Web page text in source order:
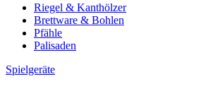
Riegel & Kanthölzer
Brettware & Bohlen
Pfähle
Palisaden
Spielgeräte